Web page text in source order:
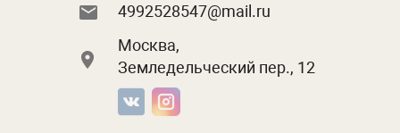
4992528547@mail.ru
Москва,
Земледельческий пер., 12